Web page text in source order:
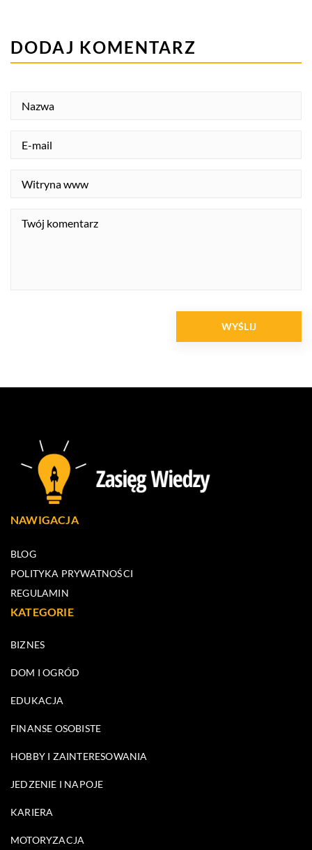
DODAJ KOMENTARZ
NAWIGACJA
BLOG
POLITYKA PRYWATNOŚCI
REGULAMIN
KATEGORIE
BIZNES
DOM I OGRÓD
EDUKACJA
FINANSE OSOBISTE
HOBBY I ZAINTERESOWANIA
JEDZENIE I NAPOJE
KARIERA
MOTORYZACJA